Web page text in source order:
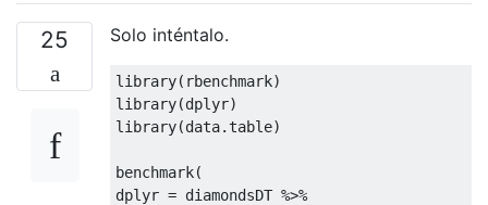
25 Solo inténtalo.
library
library
library(data.table)
benchmark(
dplyr = diamondsDT %>%